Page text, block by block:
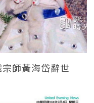
師黃海岱辭世